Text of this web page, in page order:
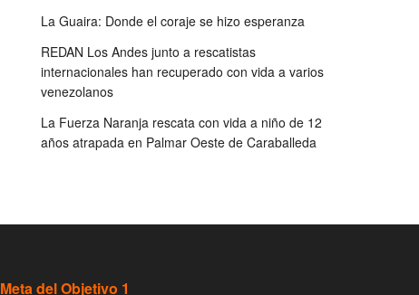
La Guaira: Donde el coraje se hizo esperanza
REDAN Los Andes junto a rescatistas
internacionales han recuperado con vida a varios
venezolanos
La Fuerza Naranja rescata con vida a niño de 12
años atrapada en Palmar Oeste de Caraballeda
Meta del Objetivo 1